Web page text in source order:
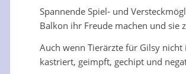
Spannende Spiel- und
Balkon ihr Freude machen und sie
Auch wenn Tierärzte für Gilsy
kastriert, geimpft, gechipt und